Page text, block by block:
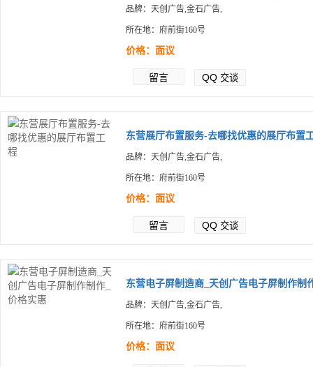
品牌：天创广告,金石广告,
所在地：府前街160号
价格：面议
留言 QQ 交谈
东营展厅布置服务-去哪找优惠的展厅布置
品牌：天创广告,金石广告,
所在地：府前街160号
价格：面议
留言 QQ 交谈
东营电子屏制造商_天创广告电子屏制作制
品牌：天创广告,金石广告,
所在地：府前街160号
价格：面议